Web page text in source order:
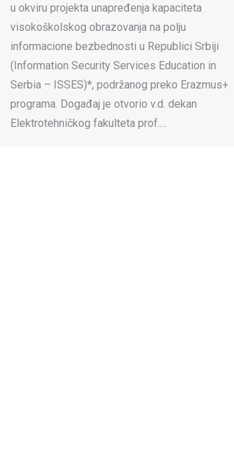
u okviru projekta unapređenja kapaciteta
visokoškolskog obrazovanja na polju
informacione bezbednosti u Republici Srbiji
(Information Security Services Education in
Serbia – ISSES)*, podržanog preko Erazmus+
programa. Događaj je otvorio v.d. dekan
Elektrotehničkog fakulteta prof.…